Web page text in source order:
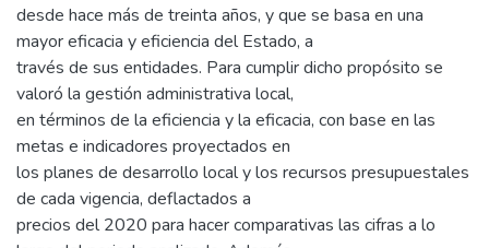
desde hace más de treinta años, y que se basa en una
mayor eficacia y eficiencia del Estado, a
través de sus entidades. Para cumplir dicho propósito se
valoró la gestión administrativa local,
en términos de la eficiencia y la eficacia, con base en las
metas e indicadores proyectados en
los planes de desarrollo local y los recursos presupuestales
de cada vigencia, deflactados a
precios del 2020 para hacer comparativas las cifras a lo